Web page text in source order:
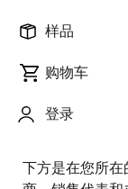
样品
购物车
登录
增值代理商
下方是在您所